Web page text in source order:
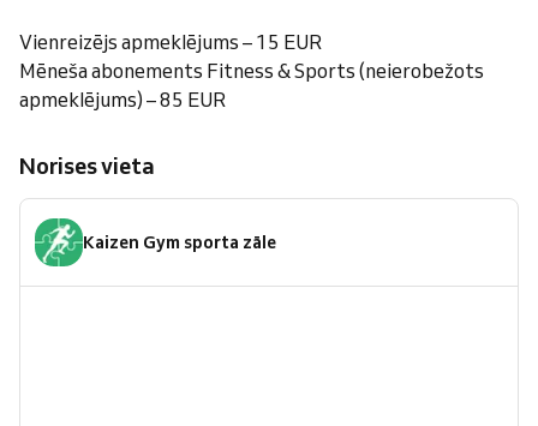
Vienreizējs apmeklējums – 15 EUR
Mēneša abonements Fitness & Sports (neierobežots
apmeklējums) – 85 EUR
Norises vieta
Kaizen Gym sporta zāle